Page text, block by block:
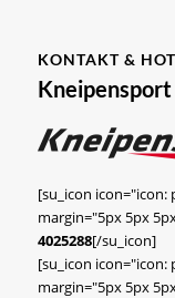
KONTAKT &
[su_icon icon="icon:
margin="5px 5px
4025288[/su_icon]
[su_icon icon="icon:
margin="5px 5px